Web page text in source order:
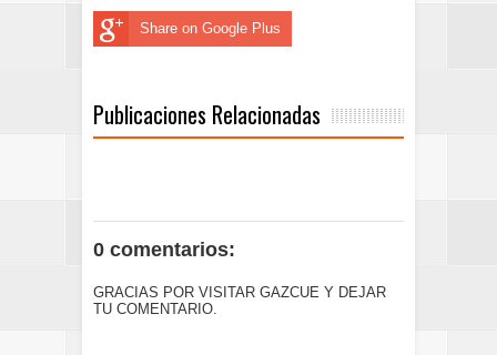
Share on Google Plus
Publicaciones Relacionadas
0 comentarios:
GRACIAS POR VISITAR GAZCUE Y DEJAR
TU COMENTARIO.